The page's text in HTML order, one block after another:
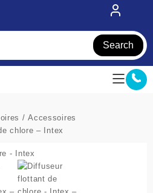
Search
/Accessoires
chlore – Intex